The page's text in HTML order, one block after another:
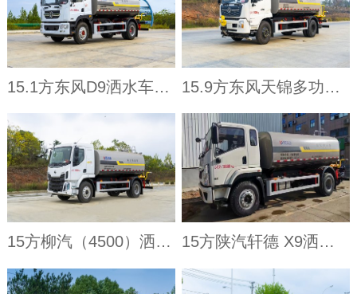
15.1方东风D9洒水车（4500） 15.9方东风天锦多功能抑尘车
15方柳汽（4500）洒水车 15方陕汽轩德 X9洒水车（4500）